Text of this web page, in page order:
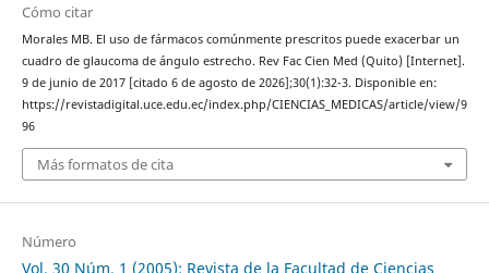
Cómo citar
Morales MB. El uso de fármacos comúnmente prescritos puede exacerbar un
cuadro de glaucoma de ángulo estrecho. Rev Fac Cien Med (Quito) [Internet].
9 de junio de 2017 [citado 6 de agosto de 2026];30(1):32-3. Disponible en:
https://revistadigital.uce.edu.ec/index.php/CIENCIAS_MEDICAS/article/view/9
96
Más formatos de cita
Número
Vol. 30 Núm. 1 (2005): Revista de la Facultad de Ciencias